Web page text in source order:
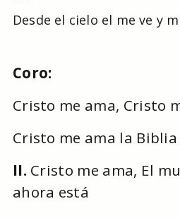
Desde el cielo el me ve y
Coro:
Cristo me ama, Cristo
Cristo me ama la
II. Cristo me ama, El
ahora está